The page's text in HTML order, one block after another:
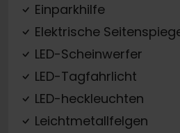
Einparkhilfe
Elektrische
LED-Scheinwerfer
LED-Tagfahrlicht
LED-heckleuchten
Leichtmetallfelgen